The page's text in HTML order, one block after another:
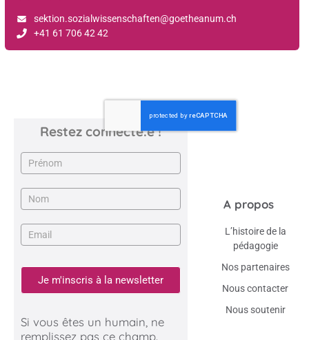
sektion.sozialwissenschaften@goetheanum.ch
+41 61 706 42 42
Restez connecté.e !
Je m'inscris à la newsletter
Si vous êtes un humain, ne
remplissez pas ce champ.
A propos
L’histoire de la
pédagogie
Nos partenaires
Nous contacter
Nous soutenir